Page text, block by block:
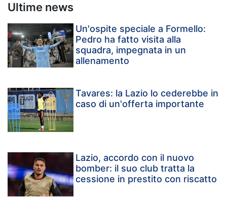
Ultime news
Un'ospite speciale a Formello:
Pedro ha fatto visita alla
squadra, impegnata in un
allenamento
Tavares: la Lazio lo cederebbe in
caso di un'offerta importante
Lazio, accordo con il nuovo
bomber: il suo club tratta la
cessione in prestito con riscatto